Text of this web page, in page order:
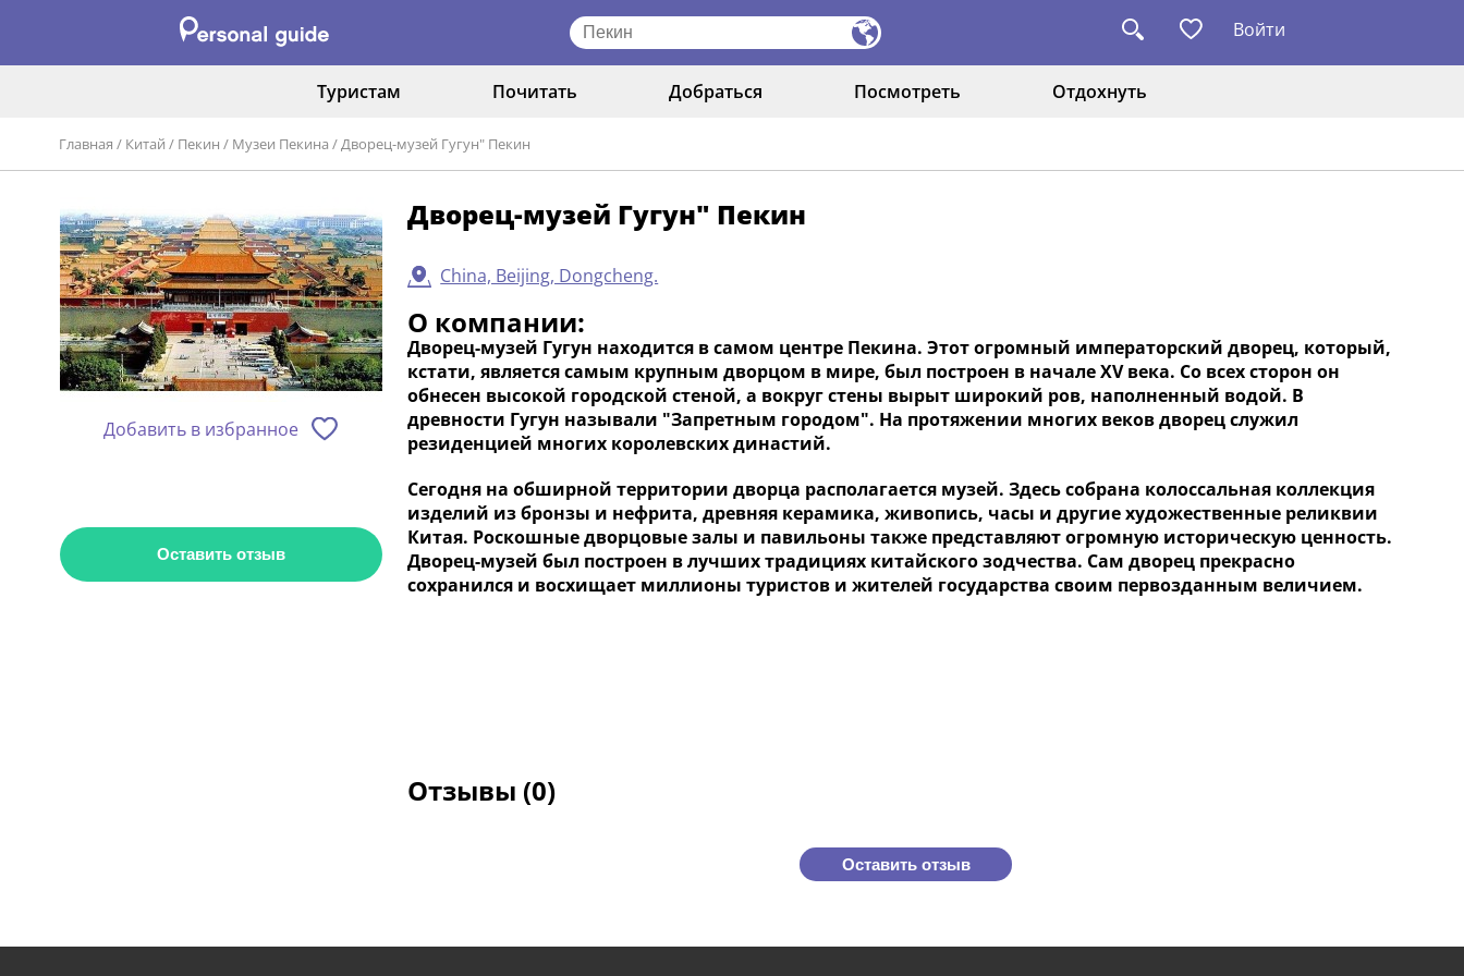
Войти
Туристам Почитать Добраться Посмотреть Отдохнуть
Главная / Китай / Пекин / Музеи Пекина /Дворец-музей Гугун" Пекин
Добавить в избранное
Оставить отзыв
Дворец-музей Гугун" Пекин
China, Beijing, Dongcheng.
О компании:
Дворец-музей Гугун находится в самом центре Пекина. Этот огромный императорский дворец, который,
кстати, является самым крупным дворцом в мире, был построен в начале XV века. Со всех сторон он
обнесен высокой городской стеной, а вокруг стены вырыт широкий ров, наполненный водой. В
древности Гугун называли "Запретным городом". На протяжении многих веков дворец служил
резиденцией многих королевских династий.
Сегодня на обширной территории дворца располагается музей. Здесь собрана колоссальная коллекция
изделий из бронзы и нефрита, древняя керамика, живопись, часы и другие художественные реликвии
Китая. Роскошные дворцовые залы и павильоны также представляют огромную историческую ценность.
Дворец-музей был построен в лучших традициях китайского зодчества. Сам дворец прекрасно
сохранился и восхищает миллионы туристов и жителей государства своим первозданным величием.
Отзывы (0)
Оставить отзыв